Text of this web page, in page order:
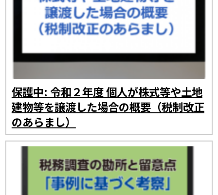
保護中: 令和２年度 個人が株式等や土地
建物等を譲渡した場合の概要（税制改正
のあらまし）